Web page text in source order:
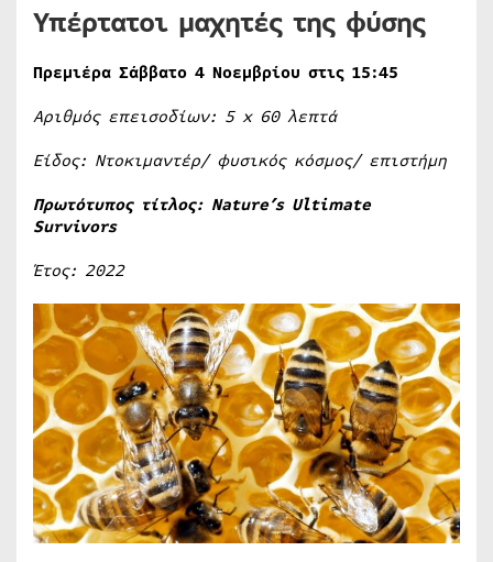
Υπέρτατοι μαχητές της φύσης
Πρεμιέρα Σάββατο 4 Νοεμβρίου στις 15:45
Αριθμός επεισοδίων: 5 x60 λεπτά
Είδος: Ντοκιμαντέρ/ φυσικός κόσμος/ επιστήμη
Πρωτότυπος τίτλος: Nature’s Ultimate
Survivors
Έτος: 2022